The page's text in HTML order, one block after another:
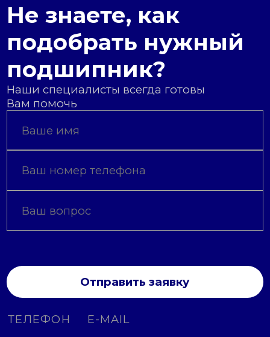
Не знаете, как
подобрать нужный
подшипник?
Наши специалисты всегда готовы
Вам помочь
Отправить заявку
ТЕЛЕФОН E-MAIL